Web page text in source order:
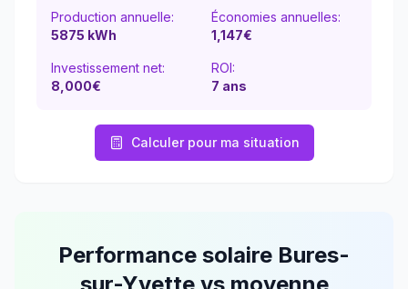
Production annuelle:
5875 kWh
Économies annuelles:
1,147€
Investissement net:
8,000€
ROI:
7 ans
Calculer pour ma situation
Performance solaire Bures-